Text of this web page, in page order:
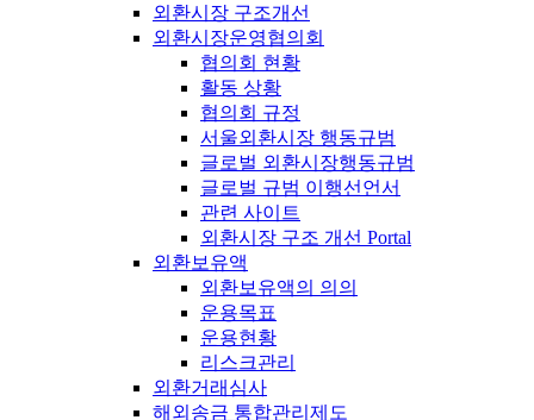
외환시장 구조개선
외환시장운영협의회
협의회 현황
활동 상황
협의회 규정
서울외환시장 행동규범
글로벌 외환시장행동규범
글로벌 규범 이행선언서
관련 사이트
외환시장 구조 개선 Portal
외환보유액
외환보유액의 의의
운용목표
운용현황
리스크관리
외환거래심사
해외송금 통합관리제도